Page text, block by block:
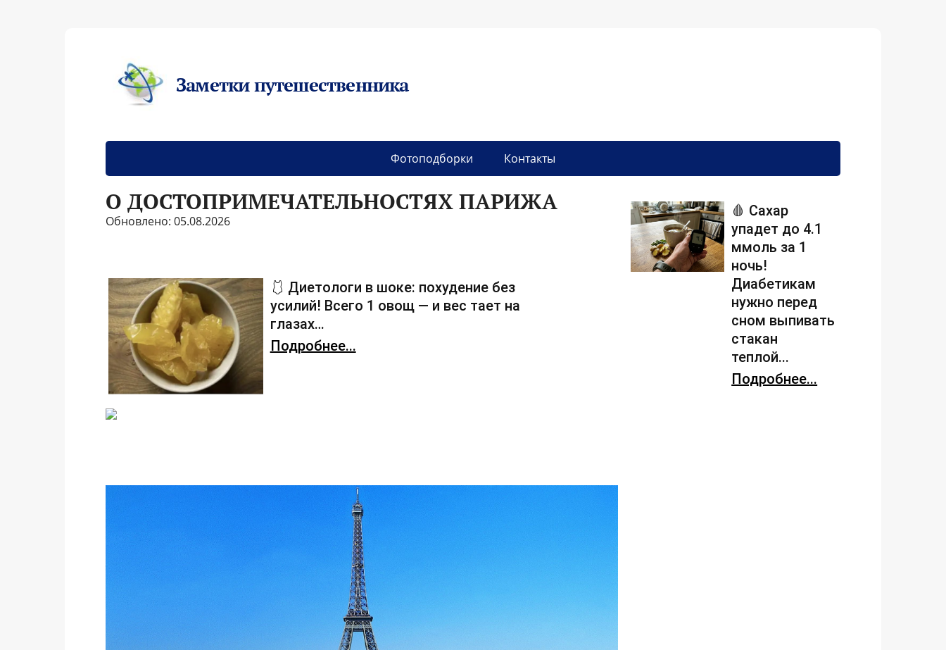
Заметки путешественника
Фотоподборки Контакты
О ДОСТОПРИМЕЧАТЕЛЬНОСТЯХ ПАРИЖА
Обновлено: 05.08.2026
🩱 Диетологи в шоке: похудение без
усилий! Всего 1 овощ — и вес тает на
глазах…
Подробнее...
🩸 Сахар
упадет до 4.1
ммоль за 1
ночь!
Диабетикам
нужно перед
сном выпивать
стакан
теплой...
Подробнее...